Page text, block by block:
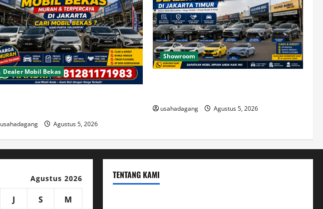
Dealer Mobil Bekas
usahadagang Agustus 5, 2026
Showroom
usahadagang Agustus 5, 2026
Agustus 2026
J S M
TENTANG KAMI